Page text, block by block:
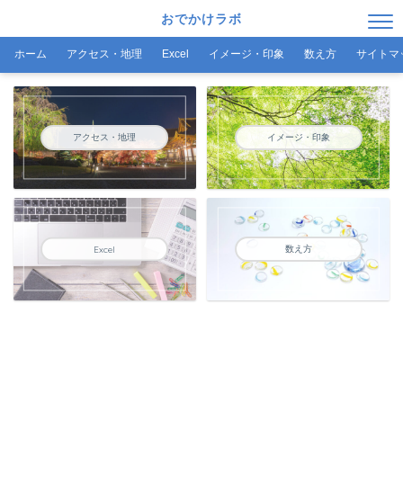
おでかけラボ
ホーム アクセス・地理 Excel イメージ・印象 数え方 サイトマ
アクセス・地理 イメージ・印象
Excel 数え方